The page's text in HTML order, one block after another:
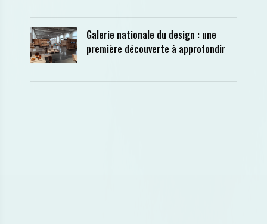
Galerie nationale du design : une
première découverte à approfondir